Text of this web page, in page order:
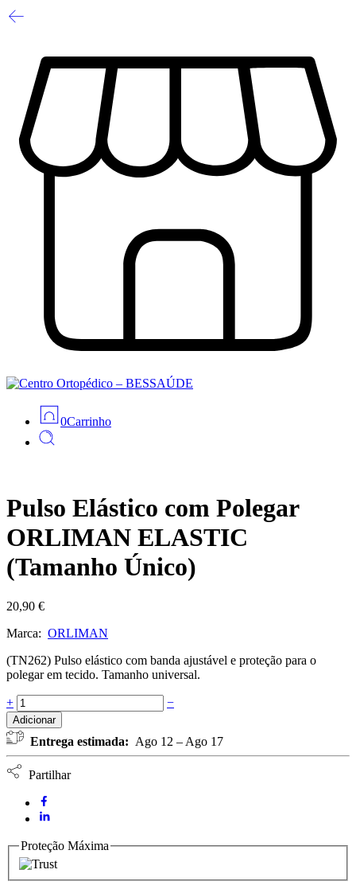
0Carrinho
Pulso Elástico com Polegar
ORLIMAN ELASTIC
(Tamanho Único)
20,90 €
Marca: ORLIMAN
(TN262) Pulso elástico com banda ajustável e proteção para o
polegar em tecido. Tamanho universal.
Pulso
Elástico
com
Polegar
ORLIMAN
ELASTIC
Único)
quantidade
+ −
Adicionar
Entrega estimada: Ago 12 – Ago 17
Partilhar
Proteção Máxima